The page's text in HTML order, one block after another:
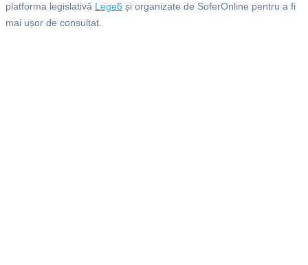
platforma legislativă Lege6 și organizate de SoferOnline pentru a fi
mai ușor de consultat.